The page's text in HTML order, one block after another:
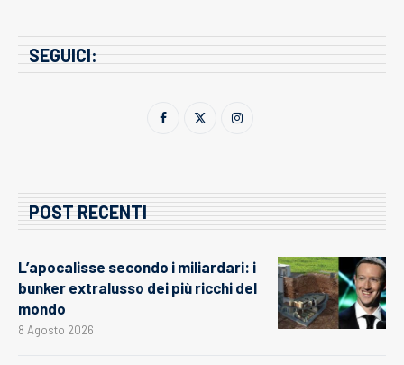
SEGUICI:
POST RECENTI
L’apocalisse secondo i miliardari: i
bunker extralusso dei più ricchi del
mondo
8 Agosto 2026